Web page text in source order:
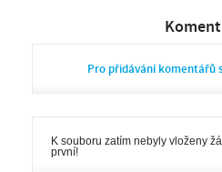
Pro přidávání komentářů
K souboru zatím nebyly vloženy
první!